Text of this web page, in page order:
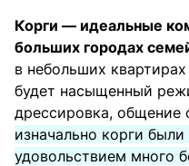
Корги — идеальные
больших городах
в небольших
будет насыщенный
дрессировка, общение
изначально корги
удовольствием много